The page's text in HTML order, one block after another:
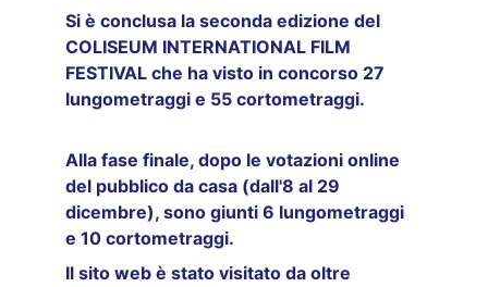
Si è conclusa la seconda edizione del
COLISEUM INTERNATIONAL FILM
FESTIVAL che ha visto in concorso 27
lungometraggi e 55 cortometraggi.
Alla fase finale, dopo le votazioni online
del pubblico da casa (dall'8 al 29
dicembre), sono giunti 6 lungometraggi
e 10 cortometraggi.
Il sito web è stato visitato da oltre